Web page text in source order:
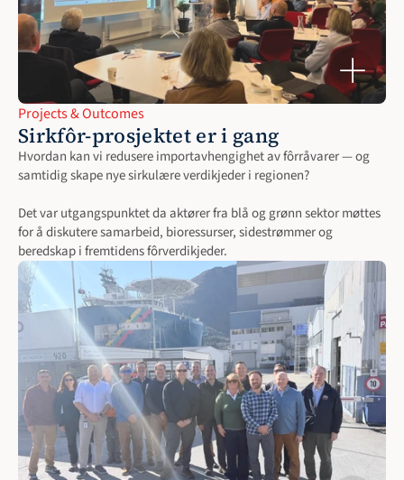
Projects & Outcomes
Sirkfôr-prosjektet er i gang
Hvordan kan vi redusere importavhengighet av fôrråvarer — og
samtidig skape nye sirkulære verdikjeder i regionen?
Det var utgangspunktet da aktører fra blå og grønn sektor møttes
for å diskutere samarbeid, bioressurser, sidestrømmer og
beredskap i fremtidens fôrverdikjeder.